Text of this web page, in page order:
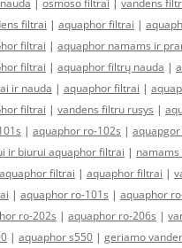
| osmoso filtrai | vandens
filtrai | aquaphor filtrai |
filtrai | aquaphor namams ir
filtrai | aquaphor filtrų nauda |
ir nauda | aquaphor filtrai |
filtrai | vandens filtru rusys |
| aquaphor ro-102s |
ir biurui aquaphor filtrai |
filtrai | aquaphor filtrai |
| aquaphor ro-101s | aquaphor
ro-202s | aquaphor ro-206s |
| aquaphor s550 | geriamo